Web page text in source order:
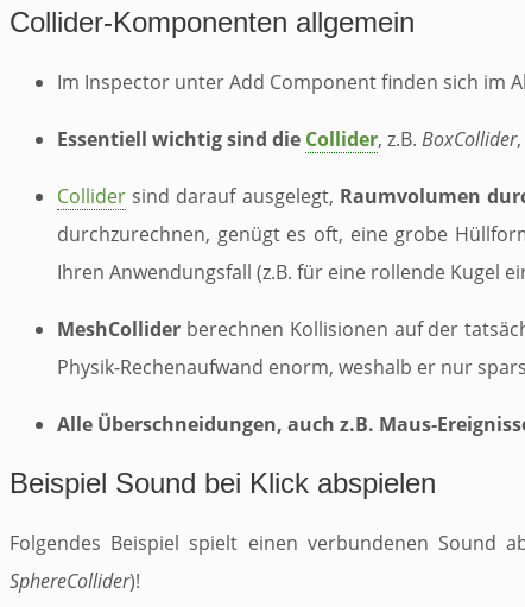
Collider-Komponenten allgemein
Im Inspector unterAdd Componentfinden sich im
Essentiell wichtig sind die Collider, z.B. BoxCollider,
Collider sind darauf ausgelegt, Raumvolumen
durchzurechnen, genügt es oft, eine grobe
Ihren Anwendungsfall (z.B. für eine rollende Kugel
MeshCollider berechnen Kollisionen auf der
Physik-Rechenaufwand enorm, weshalb er nur
Alle Überschneidungen, auch z.B. Maus-
Beispiel Sound bei Klick abspielen
Folgendes Beispiel spielt einen verbundenen
SphereCollider)!